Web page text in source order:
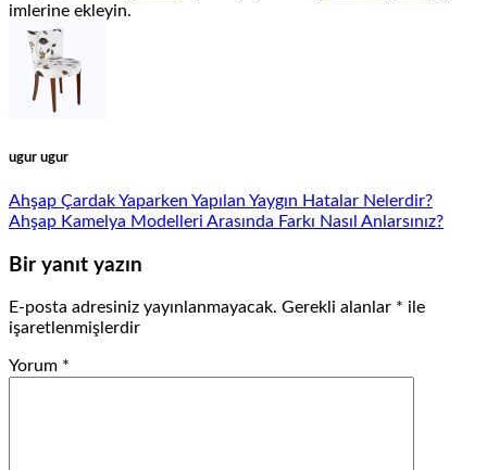
imlerine ekleyin.
ugur ugur
Ahşap Çardak Yaparken Yapılan Yaygın Hatalar Nelerdir?
Ahşap Kamelya Modelleri Arasında Farkı Nasıl Anlarsınız?
Bir yanıt yazın
E-posta adresiniz yayınlanmayacak. Gerekli alanlar * ile
işaretlenmişlerdir
Yorum *